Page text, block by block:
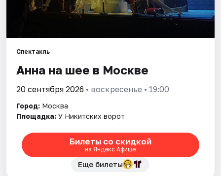
Площадки
Артисты
Спектакль
Анна на шее в Москве
20 сентября 2026 • воскресенье • 19:00
Город: Москва
Площадка: У Никитских ворот
Билеты со скидкой
на Яндекс Афише
Еще билеты